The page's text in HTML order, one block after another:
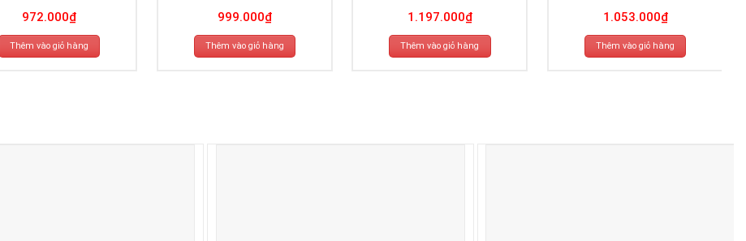
972.000₫
Thêm vào giỏ hàng
999.000₫
Thêm vào giỏ hàng
1.197.000₫
Thêm vào giỏ hàng
1.053.000₫
Thêm vào giỏ hàng